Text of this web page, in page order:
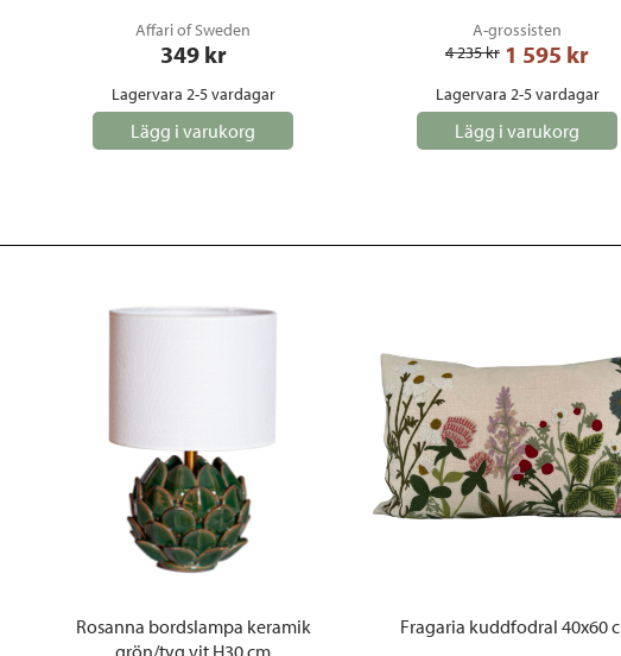
Affari of Sweden
349 kr
Lagervara 2-5 vardagar
Lägg i varukorg
A-grossisten
4 235 kr 1 595 kr
Lagervara 2-5 vardagar
Lägg i varukorg
Rosanna bordslampa keramik
grön/tyg vit H30 cm
Fragaria kuddfodral 40x60